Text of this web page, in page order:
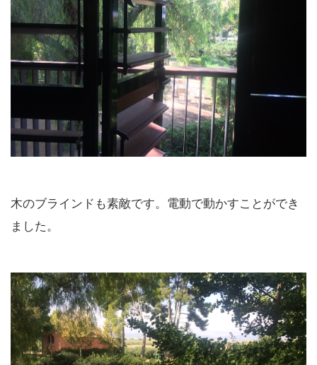
木のブラインドも素敵です。電動で動かすことができ
ました。